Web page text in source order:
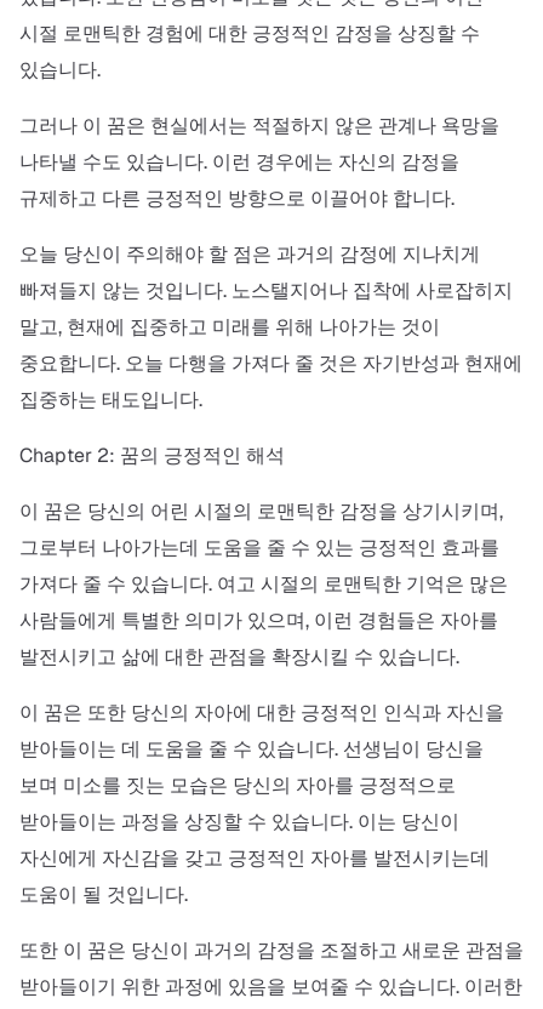
시절 로맨틱한 경험에 대한 긍정적인 감정을 상징할 수
있습니다.
그러나 이 꿈은 현실에서는 적절하지 않은 관계나 욕망을
나타낼 수도 있습니다. 이런 경우에는 자신의 감정을
규제하고 다른 긍정적인 방향으로 이끌어야 합니다.
오늘 당신이 주의해야 할 점은 과거의 감정에 지나치게
빠져들지 않는 것입니다. 노스탤지어나 집착에 사로잡히지
말고, 현재에 집중하고 미래를 위해 나아가는 것이
중요합니다. 오늘 다행을 가져다 줄 것은 자기반성과 현재에
집중하는 태도입니다.
Chapter 2: 꿈의 긍정적인 해석
이 꿈은 당신의 어린 시절의 로맨틱한 감정을 상기시키며,
그로부터 나아가는데 도움을 줄 수 있는 긍정적인 효과를
가져다 줄 수 있습니다. 여고 시절의 로맨틱한 기억은 많은
사람들에게 특별한 의미가 있으며, 이런 경험들은 자아를
발전시키고 삶에 대한 관점을 확장시킬 수 있습니다.
이 꿈은 또한 당신의 자아에 대한 긍정적인 인식과 자신을
받아들이는 데 도움을 줄 수 있습니다. 선생님이 당신을
보며 미소를 짓는 모습은 당신의 자아를 긍정적으로
받아들이는 과정을 상징할 수 있습니다. 이는 당신이
자신에게 자신감을 갖고 긍정적인 자아를 발전시키는데
도움이 될 것입니다.
또한 이 꿈은 당신이 과거의 감정을 조절하고 새로운 관점을
받아들이기 위한 과정에 있음을 보여줄 수 있습니다. 이러한